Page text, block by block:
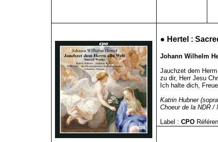
● Hertel :
Johann Wilhelm
Jauchzet dem
zu dir, Herr Jesu
Ich halte dich,
Katrin Hubner
Choeur de la NDR /
Label : CPO